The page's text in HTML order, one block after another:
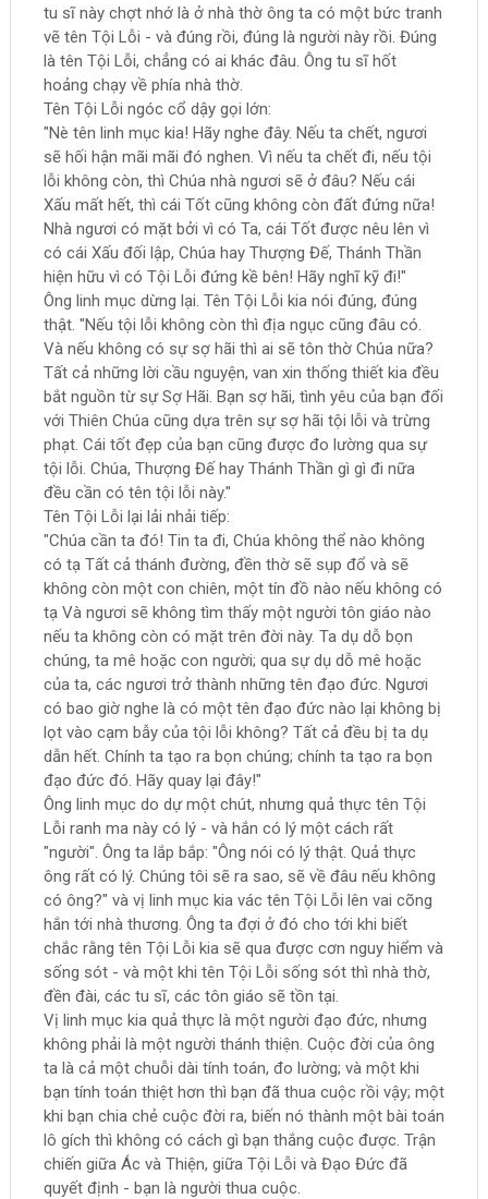
tu sĩ này chợt nhớ là ở nhà thờ ông ta có một bức tranh
vẽ tên Tội Lỗi - và đúng rồi, đúng là người này rồi. Đúng
là tên Tội Lỗi, chẳng có ai khác đâu. Ông tu sĩ hốt
hoảng chạy về phía nhà thờ.
Tên Tội Lỗi ngóc cổ dậy gọi lớn:
"Nè tên linh mục kia! Hãy nghe đây. Nếu ta chết, ngươi
sẽ hối hận mãi mãi đó nghen. Vì nếu ta chết đi, nếu tội
lỗi không còn, thì Chúa nhà ngươi sẽ ở đâu? Nếu cái
Xấu mất hết, thì cái Tốt cũng không còn đất đứng nữa!
Nhà ngươi có mặt bởi vì có Ta, cái Tốt được nêu lên vì
có cái Xấu đối lập, Chúa hay Thượng Đế, Thánh Thần
hiện hữu vì có Tội Lỗi đứng kề bên! Hãy nghĩ kỹ đi!"
Ông linh mục dừng lại. Tên Tội Lỗi kia nói đúng, đúng
thật. "Nếu tội lỗi không còn thì địa ngục cũng đâu có.
Và nếu không có sự sợ hãi thì ai sẽ tôn thờ Chúa nữa?
Tất cả những lời cầu nguyện, van xin thống thiết kia đều
bắt nguồn từ sự Sợ Hãi. Bạn sợ hãi, tình yêu của bạn đối
với Thiên Chúa cũng dựa trên sự sợ hãi tội lỗi và trừng
phạt. Cái tốt đẹp của bạn cũng được đo lường qua sự
tội lỗi. Chúa, Thượng Đế hay Thánh Thần gì gì đi nữa
đều cần có tên tội lỗi này."
Tên Tội Lỗi lại lải nhải tiếp:
"Chúa cần ta đó! Tin ta đi, Chúa không thể nào không
có tạ Tất cả thánh đường, đền thờ sẽ sụp đổ và sẽ
không còn một con chiên, một tín đồ nào nếu không có
tạ Và ngươi sẽ không tìm thấy một người tôn giáo nào
nếu ta không còn có mặt trên đời này. Ta dụ dỗ bọn
chúng, ta mê hoặc con người; qua sự dụ dỗ mê hoặc
của ta, các ngươi trở thành những tên đạo đức. Ngươi
có bao giờ nghe là có một tên đạo đức nào lại không bị
lọt vào cạm bẫy của tội lỗi không? Tất cả đều bị ta dụ
dẫn hết. Chính ta tạo ra bọn chúng; chính ta tạo ra bọn
đạo đức đó. Hãy quay lại đây!"
Ông linh mục do dự một chút, nhưng quả thực tên Tội
Lỗi ranh ma này có lý - và hắn có lý một cách rất
"người". Ông ta lắp bắp: "Ông nói có lý thật. Quả thực
ông rất có lý. Chúng tôi sẽ ra sao, sẽ về đâu nếu không
có ông?" và vị linh mục kia vác tên Tội Lỗi lên vai cõng
hắn tới nhà thương. Ông ta đợi ở đó cho tới khi biết
chắc rằng tên Tội Lỗi kia sẽ qua được cơn nguy hiểm và
sống sót - và một khi tên Tội Lỗi sống sót thì nhà thờ,
đền đài, các tu sĩ, các tôn giáo sẽ tồn tại.
Vị linh mục kia quả thực là một người đạo đức, nhưng
không phải là một người thánh thiện. Cuộc đời của ông
ta là cả một chuỗi dài tính toán, đo lường; và một khi
bạn tính toán thiệt hơn thì bạn đã thua cuộc rồi vậy; một
khi bạn chia chẻ cuộc đời ra, biến nó thành một bài toán
lô gích thì không có cách gì bạn thắng cuộc được. Trận
chiến giữa Ác và Thiện, giữa Tội Lỗi và Đạo Đức đã
quyết định - bạn là người thua cuộc.